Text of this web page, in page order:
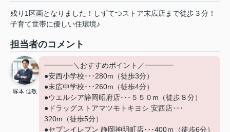
残り1区画となりました！しずてつストア末広店まで徒歩３分！
子育て世帯に優しい住環境♪
担当者のコメント
塚本 佳敬
━━━━＼おすすめポイント／━━━━
●安西小学校･･･280m（徒歩3分）
●末広中学校･･･260m（徒歩4分）
●ウエルシア静岡昭府店･･･５５０m（徒歩８分）
●ドラッグストアマツモトキヨシ 安西店･･･
320m（徒歩5分）
●セブンイレブン 静岡神明町店･･･400ｍ（徒歩6分）